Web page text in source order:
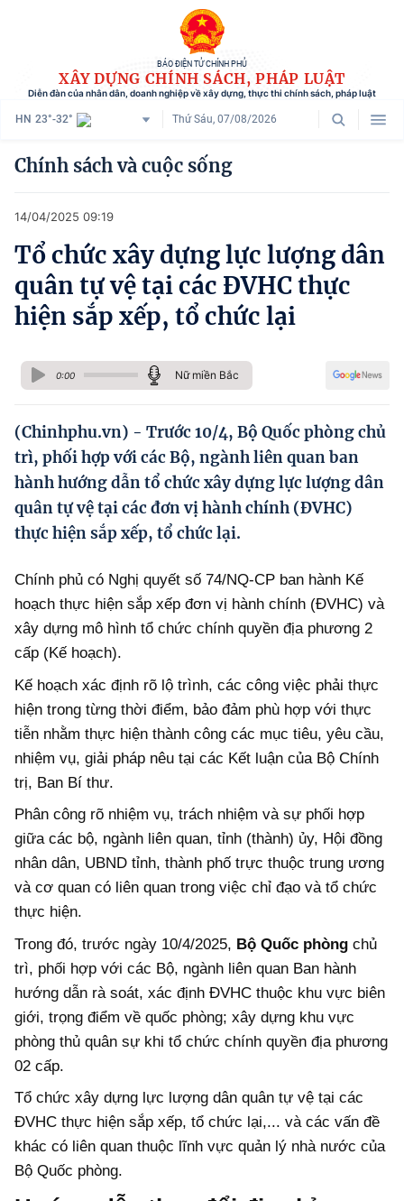
BÁO ĐIỆN TỬ CHÍNH PHỦ
XÂY DỰNG CHÍNH SÁCH, PHÁP LUẬT
Diễn đàn của nhân dân, doanh nghiệp về xây dựng, thực thi chính sách, pháp luật
HN 23°-32° Thứ Sáu, 07/08/2026
Danh mục
Tham vấn chính sách
Người dân góp ý
Chính sách và cuộc sống
Phát triển kinh tế tư nhân và doanh nghiệp dân tộc
Ocop và chuỗi giá trị Nông sản
Kinh tế tư nhân
Khác
Video
Chính sách và cuộc sống
14/04/2025 09:19
Tổ chức xây dựng lực lượng dân
quân tự vệ tại các ĐVHC thực
hiện sắp xếp, tổ chức lại
0:00 Nữ miền Bắc
(Chinhphu.vn) - Trước 10/4, Bộ Quốc phòng chủ
trì, phối hợp với các Bộ, ngành liên quan ban
hành hướng dẫn tổ chức xây dựng lực lượng dân
quân tự vệ tại các đơn vị hành chính (ĐVHC)
thực hiện sắp xếp, tổ chức lại.
Chính phủ có Nghị quyết số 74/NQ-CP ban hành Kế
hoạch thực hiện sắp xếp đơn vị hành chính (ĐVHC) và
xây dựng mô hình tổ chức chính quyền địa phương 2
cấp (Kế hoạch).
Kế hoạch xác định rõ lộ trình, các công việc phải thực
hiện trong từng thời điểm, bảo đảm phù hợp với thực
tiễn nhằm thực hiện thành công các mục tiêu, yêu cầu,
nhiệm vụ, giải pháp nêu tại các Kết luận của Bộ Chính
trị, Ban Bí thư.
Phân công rõ nhiệm vụ, trách nhiệm và sự phối hợp
giữa các bộ, ngành liên quan, tỉnh (thành) ủy, Hội đồng
nhân dân, UBND tỉnh, thành phố trực thuộc trung ương
và cơ quan có liên quan trong việc chỉ đạo và tổ chức
thực hiện.
Trong đó, trước ngày 10/4/2025, Bộ Quốc phòng chủ
trì, phối hợp với các Bộ, ngành liên quan Ban hành
hướng dẫn rà soát, xác định ĐVHC thuộc khu vực biên
giới, trọng điểm về quốc phòng; xây dựng khu vực
phòng thủ quân sự khi tổ chức chính quyền địa phương
02 cấp.
Tổ chức xây dựng lực lượng dân quân tự vệ tại các
ĐVHC thực hiện sắp xếp, tổ chức lại,... và các vấn đề
khác có liên quan thuộc lĩnh vực quản lý nhà nước của
Bộ Quốc phòng.